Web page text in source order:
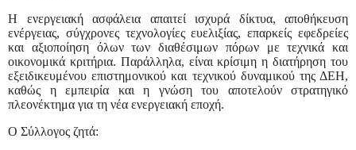
Η ενεργειακή ασφάλεια απαιτεί ισχυρά δίκτυα, αποθήκευση
ενέργειας, σύγχρονες τεχνολογίες ευελιξίας, επαρκείς εφεδρείες
και αξιοποίηση όλων των διαθέσιμων πόρων με τεχνικά και
οικονομικά κριτήρια. Παράλληλα, είναι κρίσιμη η διατήρηση του
εξειδικευμένου επιστημονικού και τεχνικού δυναμικού της ΔΕΗ,
καθώς η εμπειρία και η γνώση του αποτελούν στρατηγικό
πλεονέκτημα για τη νέα ενεργειακή εποχή.
Ο Σύλλογος ζητά: